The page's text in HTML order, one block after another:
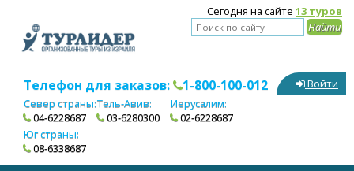
Сегодня на сайте 13 туров
Телефон для заказов: 1-800-100-012
Север страны:
04-6228687
Тель-Авив:
03-6280300
Иерусалим:
02-6228687
Юг страны:
08-6338687
Войти